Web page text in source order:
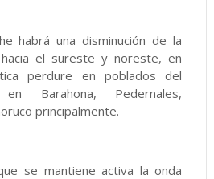
habrá una disminución de la
el sureste y noreste, en
perdure en poblados del
Barahona, Pedernales,
principalmente.
se mantiene activa la onda